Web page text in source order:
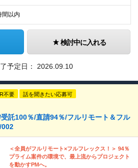
間以内
検討中に入れる
予定日： 2026.09.10
不要 話を聞きたい応募可
託100％/直請94％/フルリモート＆フル
002
＜全員がフルリモート×フルフレックス！＞ 94％
プライム案件の環境で、最上流からプロジェクト
を動かすPMへ。